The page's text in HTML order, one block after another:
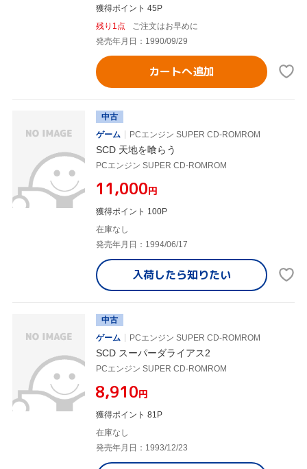
獲得ポイント 45P
残り1点
ご注文はお早めに
発売年月日：1990/09/29
カートへ追加
中古
ゲーム
PCエンジン SUPER CD-ROMROM
SCD 天地を喰らう
PCエンジン SUPER CD-ROMROM
¥11,000円
獲得ポイント 100P
在庫なし
発売年月日：1994/06/17
入荷したら知りたい
中古
ゲーム
PCエンジン SUPER CD-ROMROM
SCD スーパーダライアス2
PCエンジン SUPER CD-ROMROM
¥8,910円
獲得ポイント 81P
在庫なし
発売年月日：1993/12/23